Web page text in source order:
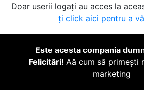
Doar userii logați au acces la
ți click aici pentru a
Este acesta compania
Felicitări! Aă cum să primești
marketing